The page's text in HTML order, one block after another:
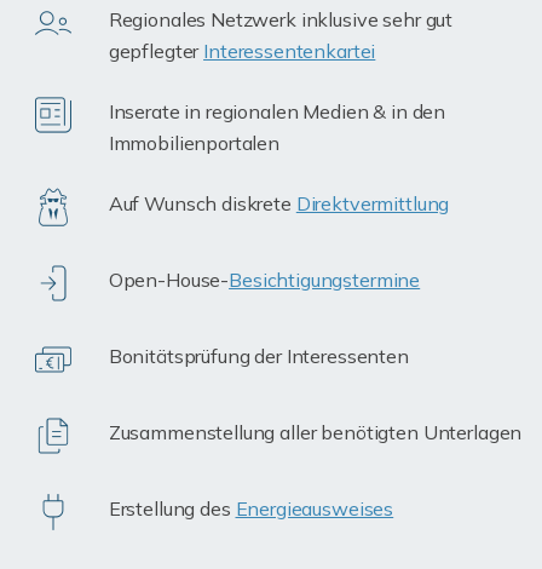
Regionales Netzwerk inklusive sehr gut
gepflegter Interessentenkartei
Inserate in regionalen Medien & in den
Immobilienportalen
Auf Wunsch diskrete Direktvermittlung
Open-House-Besichtigungstermine
Bonitätsprüfung der Interessenten
Zusammenstellung aller benötigten Unterlagen
Erstellung des Energieausweises